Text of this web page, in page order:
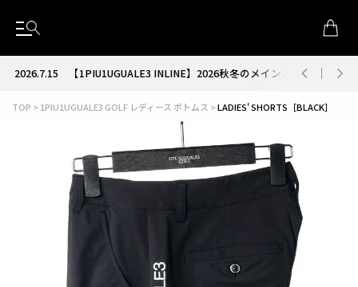
2026.7.15【1PIU1UGUALE3 INLINE】2026秋冬のメインコレクションが
TOP 1PIU1UGUALE3 GOLF レディース ボトムス LADIES' SHORTS［BLACK］